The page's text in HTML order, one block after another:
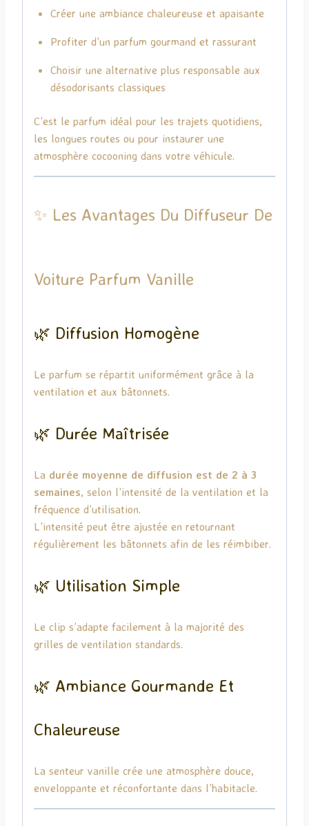
Créer une ambiance chaleureuse et apaisante
Profiter d’un parfum gourmand et rassurant
Choisir une alternative plus responsable aux
désodorisants classiques
C’est le parfum idéal pour les trajets quotidiens,
les longues routes ou pour instaurer une
atmosphère cocooning dans votre véhicule.
✨ Les Avantages Du Diffuseur De
Voiture Parfum Vanille
🌿 Diffusion Homogène
Le parfum se répartit uniformément grâce à la
ventilation et aux bâtonnets.
🌿 Durée Maîtrisée
La durée moyenne de diffusion est de 2 à 3
semaines, selon l’intensité de la ventilation et la
fréquence d’utilisation.
L’intensité peut être ajustée en retournant
régulièrement les bâtonnets afin de les réimbiber.
🌿 Utilisation Simple
Le clip s’adapte facilement à la majorité des
grilles de ventilation standards.
🌿 Ambiance Gourmande Et
Chaleureuse
La senteur vanille crée une atmosphère douce,
enveloppante et réconfortante dans l’habitacle.